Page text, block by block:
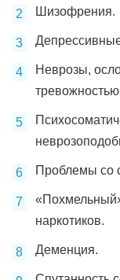
Шизофрения.
Неврозы,
Проблемы со
наркотиков.
Деменция.